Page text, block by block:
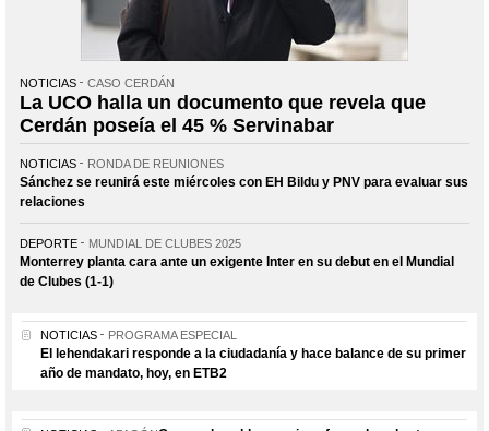
NOTICIAS CASO CERDÁN
La UCO halla un documento que revela que
Cerdán poseía el 45 % Servinabar
NOTICIAS RONDA DE REUNIONES
Sánchez se reunirá este miércoles con EH Bildu y PNV para evaluar sus
relaciones
DEPORTE MUNDIAL DE CLUBES 2025
Monterrey planta cara ante un exigente Inter en su debut en el Mundial
de Clubes (1-1)
NOTICIAS PROGRAMA ESPECIAL
El lehendakari responde a la ciudadanía y hace balance de su primer
año de mandato, hoy, en ETB2